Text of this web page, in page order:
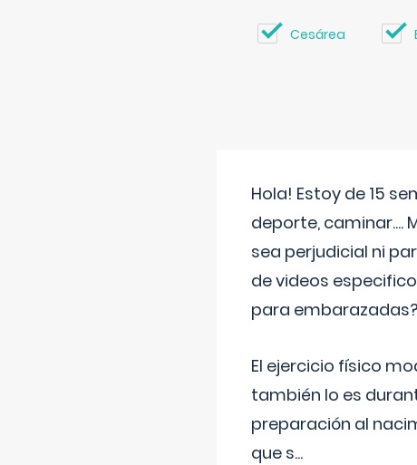
Cesárea
Hola! Estoy de 15
deporte, caminar....
sea perjudicial ni
de videos
para
El ejercicio físico
también lo es
preparación al
que s...